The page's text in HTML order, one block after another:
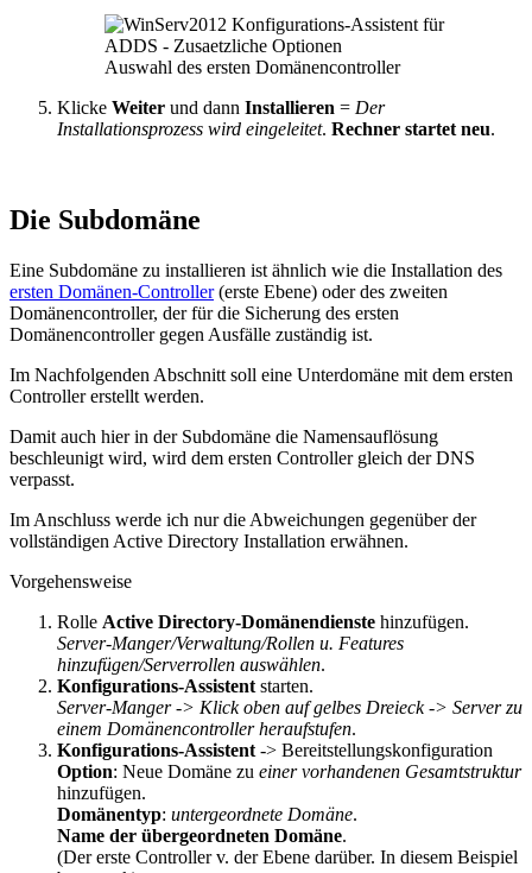
Auswahl des ersten Domänencontroller
Klicke Weiter und dann Installieren = Der
Installationsprozess wird eingeleitet. Rechner startet neu.
Die Subdomäne
Eine Subdomäne zu installieren ist ähnlich wie die Installation des
ersten Domänen-Controller(erste Ebene) oder des zweiten
Domänencontroller, der für die Sicherung des ersten
Domänencontroller gegen Ausfälle zuständig ist.
Im Nachfolgenden Abschnitt soll eine Unterdomäne mit dem ersten
Controller erstellt werden.
Damit auch hier in der Subdomäne die Namensauflösung
beschleunigt wird, wird dem ersten Controller gleich der DNS
verpasst.
Im Anschluss werde ich nur die Abweichungen gegenüber der
vollständigen Active Directory Installation erwähnen.
Vorgehensweise
Rolle Active Directory-Domänendienste hinzufügen.
Server-Manger/Verwaltung/Rollen u. Features
hinzufügen/Serverrollen auswählen.
Konfigurations-Assistent starten.
Server-Manger -> Klick oben auf gelbes Dreieck -> Server zu
einem Domänencontroller heraufstufen.
Konfigurations-Assistent -> Bereitstellungskonfiguration
Option: Neue Domäne zu einer vorhandenen Gesamtstruktur
hinzufügen.
Domänentyp: untergeordnete Domäne.
Name der übergeordneten Domäne.
(Der erste Controller v. der Ebene darüber. In diesem Beispiel